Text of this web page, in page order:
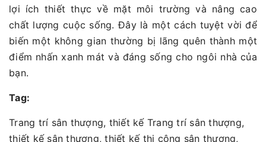
lợi ích thiết thực về mặt môi trường và nâng cao
chất lượng cuộc sống. Đây là một cách tuyệt vời để
biến một không gian thường bị lãng quên thành một
điểm nhấn xanh mát và đáng sống cho ngôi nhà của
bạn.
Tag:
Trang trí sân thượng, thiết kế Trang trí sân thượng,
thiết kế sân thượng, thiết kế thi công sân thượng,